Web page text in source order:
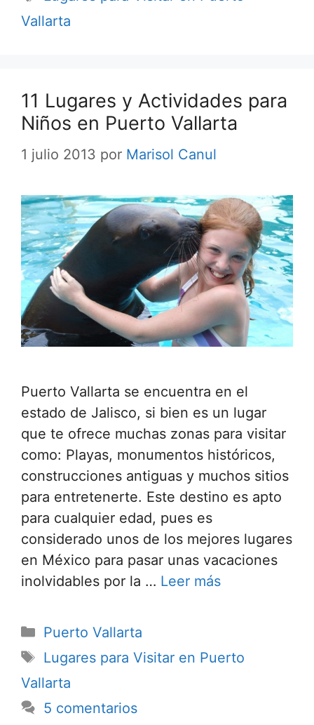
Vallarta
11 Lugares y Actividades para
Niños en Puerto Vallarta
1 julio 2013 por Marisol Canul
Puerto Vallarta se encuentra en el
estado de Jalisco, si bien es un lugar
que te ofrece muchas zonas para visitar
como: Playas, monumentos históricos,
construcciones antiguas y muchos sitios
para entretenerte. Este destino es apto
para cualquier edad, pues es
considerado unos de los mejores lugares
en México para pasar unas vacaciones
inolvidables por la … Leer más
Categorías
Puerto Vallarta
Etiquetas
Lugares para Visitar en Puerto
Vallarta
5 comentarios